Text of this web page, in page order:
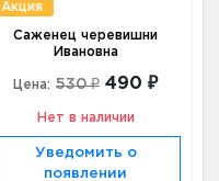
Акция
Саженец черевишни
Ивановна
Цена: 530 ₽ 490 ₽
Нет в наличии
Уведомить о
появлении